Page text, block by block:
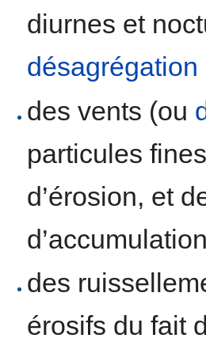
diurnes et
désagrégation
des vents (ou
particules
d’érosion, et
des
érosifs du fait